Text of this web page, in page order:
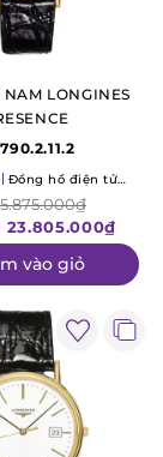
LONGINES
Đồng hồ điện tử
23.805.000₫
vào giỏ